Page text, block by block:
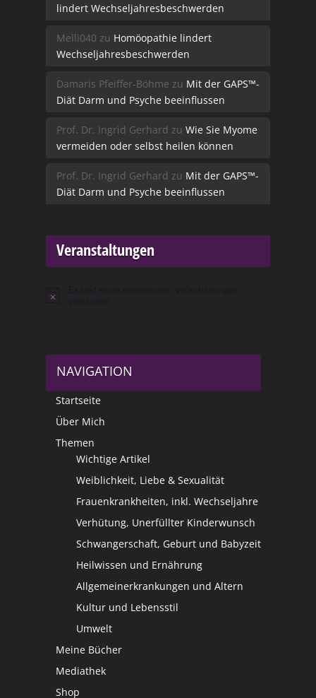
lindert Wechseljahresbeschwerden
Melli040 zu Homöopathie lindert
Wechseljahresbeschwerden
Damaris Pfeiffer-Böhme zu Mit der GAPS™-
Diät Darm und Psyche beeinflussen
Prof. Dr. Ingrid Gerhard zu Wie Sie Myome
vermeiden oder selbst heilen können
Prof. Dr. Ingrid Gerhard zu Mit der GAPS™-
Diät Darm und Psyche beeinflussen
Veranstaltungen
Hinweis
NAVIGATION
Startseite
Über Mich
Themen
Wichtige Artikel
Weiblichkeit, Liebe & Sexualität
Frauenkrankheiten, inkl. Wechseljahre
Verhütung, Unerfüllter Kinderwunsch
Schwangerschaft, Geburt und Babyzeit
Heilwissen und Ernährung
Allgemeinerkrankungen und Altern
Kultur und Lebensstil
Umwelt
Meine Bücher
Mediathek
Shop